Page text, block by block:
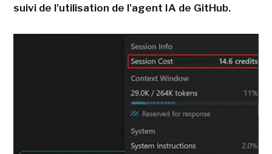
suivi de l'utilisation de l'agent IA de GitHub.